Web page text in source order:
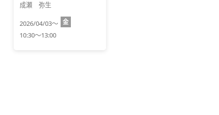
成瀬　弥生
2026/04/03～ 金
10:30～13:00